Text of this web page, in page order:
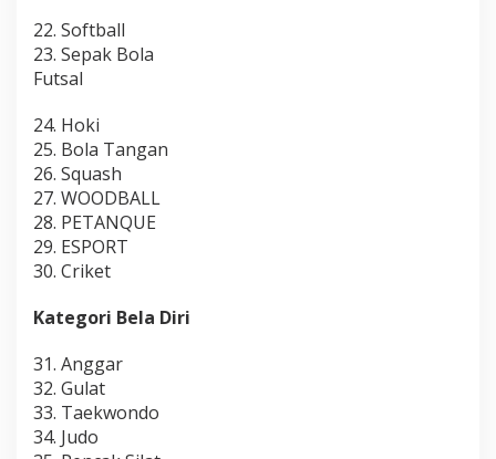
22. Softball
23. Sepak Bola
Futsal
24. Hoki
25. Bola Tangan
26. Squash
27. WOODBALL
28. PETANQUE
29. ESPORT
30. Criket
Kategori Bela Diri
31. Anggar
32. Gulat
33. Taekwondo
34. Judo